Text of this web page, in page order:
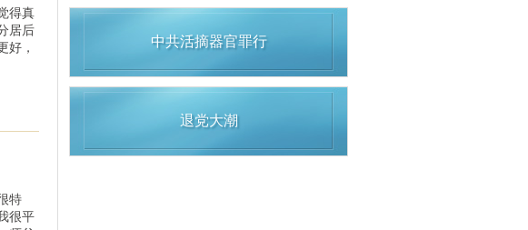
得真
居后
好，
特
很平
中共活摘器官罪行
退党大潮